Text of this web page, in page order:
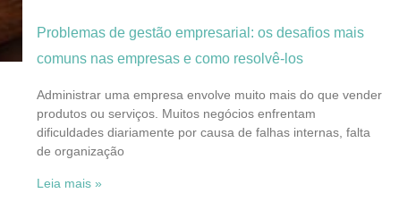
Problemas de gestão empresarial: os desafios mais
comuns nas empresas e como resolvê-los
Administrar uma empresa envolve muito mais do que vender
produtos ou serviços. Muitos negócios enfrentam
dificuldades diariamente por causa de falhas internas, falta
de organização
Leia mais »